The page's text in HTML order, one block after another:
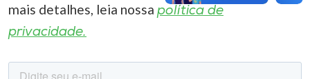
mais detalhes, leia nossa política de
privacidade.